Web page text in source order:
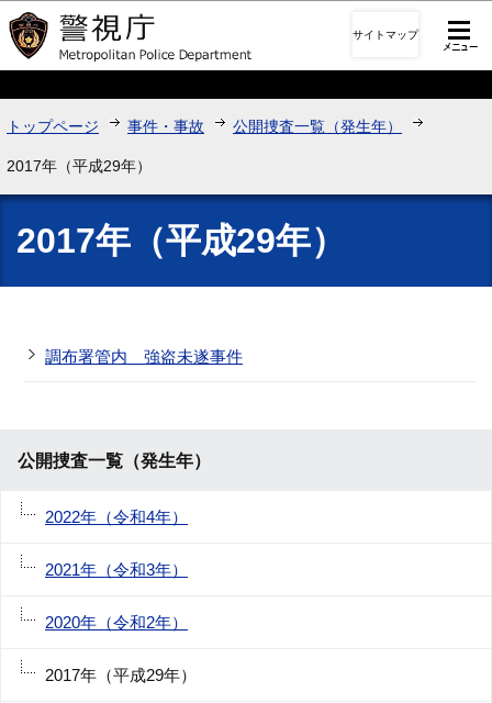
このページの本文へ移動
サイトマップ
トップページ 事件・事故 公開捜査一覧（発生年）
2017年（平成29年）
2017年（平成29年）
調布署管内 強盗未遂事件
公開捜査一覧（発生年）
2022年（令和4年）
2021年（令和3年）
2020年（令和2年）
2017年（平成29年）